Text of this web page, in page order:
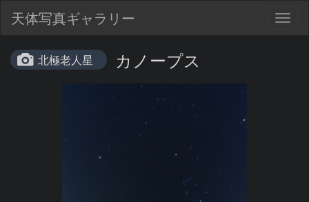
天体写真ギャラリー
北極老人星 カノープス